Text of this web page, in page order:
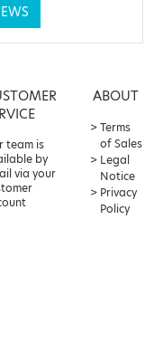
team is
by
via your
ABOUT
Terms
of Sales
Legal
Notice
Privacy
Policy